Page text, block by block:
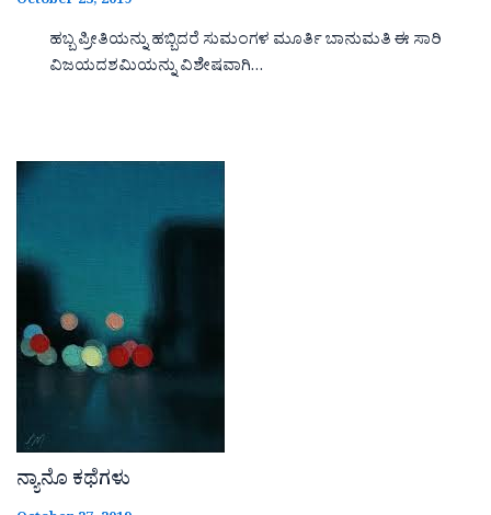
ಹಬ್ಬ ಪ್ರೀತಿಯನ್ನು ಹಬ್ಬಿದರೆ ಸುಮಂಗಳ ಮೂರ್ತಿ ಬಾನುಮತಿ ಈ ಸಾರಿ
ವಿಜಯದಶಮಿಯನ್ನು ವಿಶೇಷವಾಗಿ…
ನ್ಯಾನೊ ಕಥೆಗಳು